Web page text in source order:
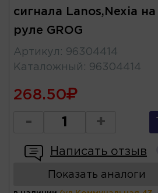
сигнала Lanos,Nexia на
руле GROG
Артикул : 96304414
Каталожный : 96304414
268.50
- +
Написать отзыв
Показать аналоги